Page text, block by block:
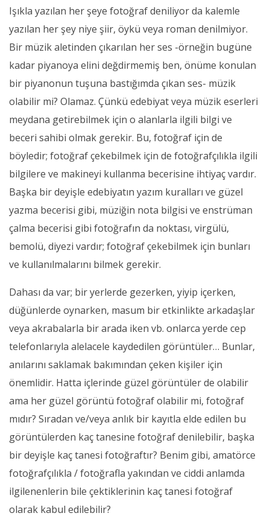
Işıkla yazılan her şeye fotoğraf deniliyor da kalemle
yazılan her şey niye şiir, öykü veya roman denilmiyor.
Bir müzik aletinden çıkarılan her ses -örneğin bugüne
kadar piyanoya elini değdirmemiş ben, önüme konulan
bir piyanonun tuşuna bastığımda çıkan ses- müzik
olabilir mi? Olamaz. Çünkü edebiyat veya müzik eserleri
meydana getirebilmek için o alanlarla ilgili bilgi ve
beceri sahibi olmak gerekir. Bu, fotoğraf için de
böyledir; fotoğraf çekebilmek için de fotoğrafçılıkla ilgili
bilgilere ve makineyi kullanma becerisine ihtiyaç vardır.
Başka bir deyişle edebiyatın yazım kuralları ve güzel
yazma becerisi gibi, müziğin nota bilgisi ve enstrüman
çalma becerisi gibi fotoğrafın da noktası, virgülü,
bemolü, diyezi vardır; fotoğraf çekebilmek için bunları
ve kullanılmalarını bilmek gerekir.
Dahası da var; bir yerlerde gezerken, yiyip içerken,
düğünlerde oynarken, masum bir etkinlikte arkadaşlar
veya akrabalarla bir arada iken vb. onlarca yerde cep
telefonlarıyla alelacele kaydedilen görüntüler… Bunlar,
anılarını saklamak bakımından çeken kişiler için
önemlidir. Hatta içlerinde güzel görüntüler de olabilir
ama her güzel görüntü fotoğraf olabilir mi, fotoğraf
mıdır? Sıradan ve/veya anlık bir kayıtla elde edilen bu
görüntülerden kaç tanesine fotoğraf denilebilir, başka
bir deyişle kaç tanesi fotoğraftır? Benim gibi, amatörce
fotoğrafçılıkla / fotoğrafla yakından ve ciddi anlamda
ilgilenenlerin bile çektiklerinin kaç tanesi fotoğraf
olarak kabul edilebilir?